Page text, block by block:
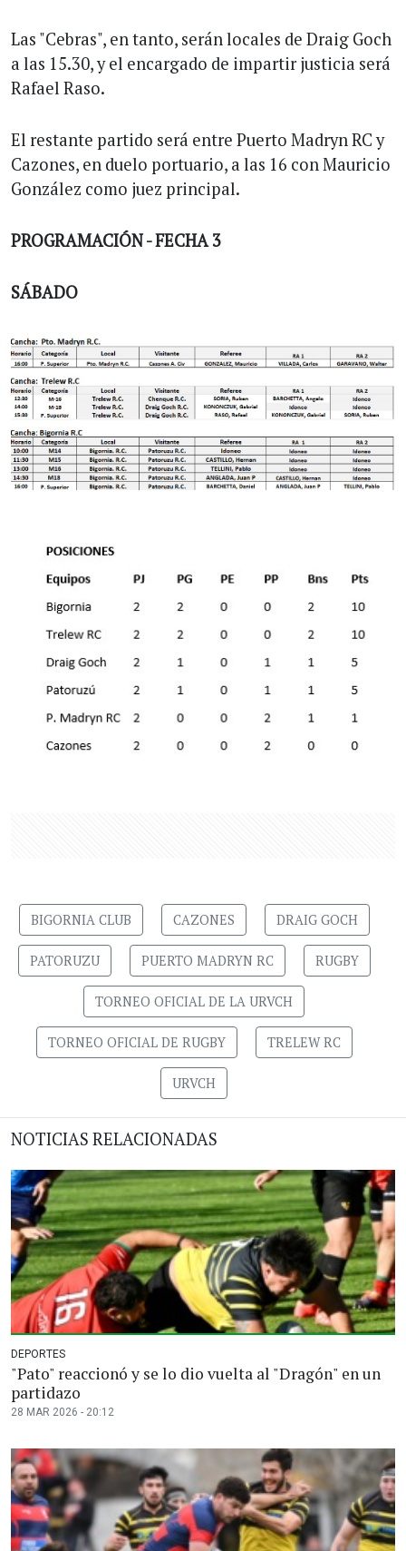
Las "Cebras", en tanto, serán locales de Draig Goch
a las 15.30, y el encargado de impartir justicia será
Rafael Raso.
El restante partido será entre Puerto Madryn RC y
Cazones, en duelo portuario, a las 16 con Mauricio
González como juez principal.
PROGRAMACIÓN - FECHA 3
SÁBADO
BIGORNIA CLUB CAZONES DRAIG GOCH
PATORUZU PUERTO MADRYN RC RUGBY
TORNEO OFICIAL DE LA URVCH
TORNEO OFICIAL DE RUGBY TRELEW RC
URVCH
NOTICIAS RELACIONADAS
DEPORTES
"Pato" reaccionó y se lo dio vuelta al "Dragón" en un
partidazo
28 MAR 2026 - 20:12